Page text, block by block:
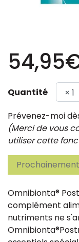
Quantité
Prévenez-moi
(Merci de vous
utiliser cette
Omnibionta®
complément
nutriments ne